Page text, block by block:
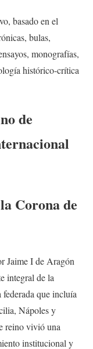
basado en el
bulas,
monografías,
histórico-crítica
de
Corona de
Jaime I de Aragón
integral de la
que incluía
Nápoles y
reino vivió una
institucional y